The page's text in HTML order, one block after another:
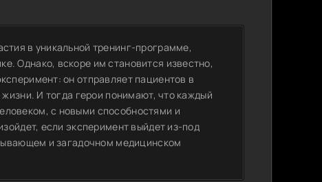
в уникальной тренинг-программе,
Однако, вскоре им становится известно,
он отправляет пациентов в
И тогда герои понимают, что каждый
с новыми способностями и
если эксперимент выйдет из-под
и загадочном медицинском